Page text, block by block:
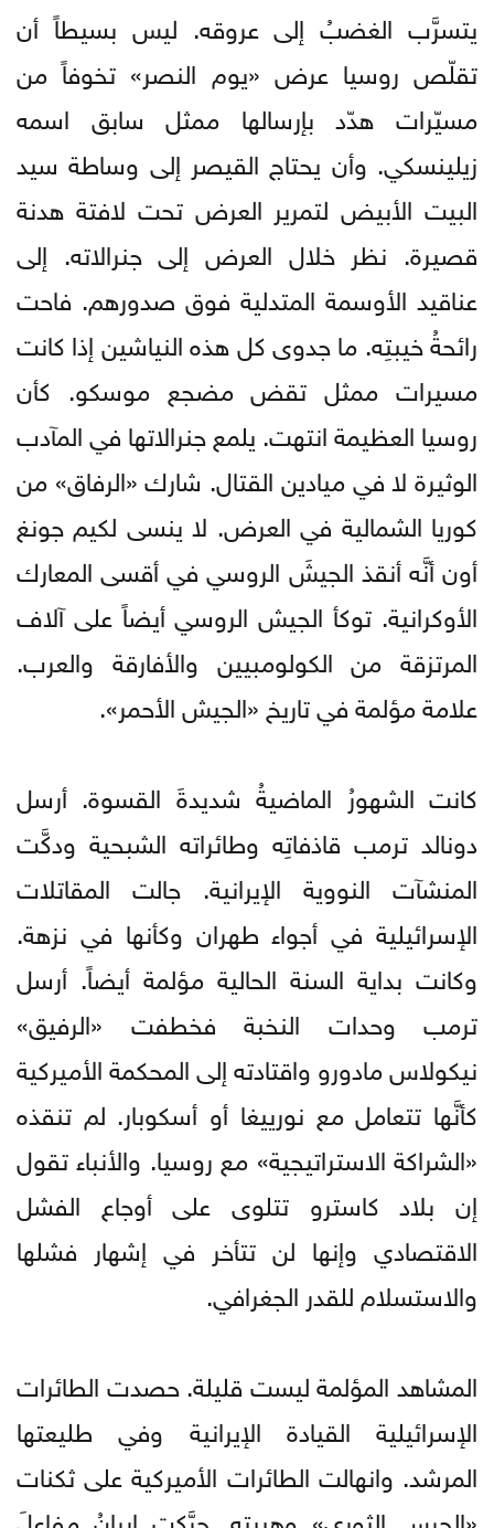
يتسرَّب الغضبُ إلى عروقه. ليس بسيطاً أن
تقلّص روسيا عرض «يوم النصر» تخوفاً من
مسيّرات هدّد بإرسالها ممثل سابق اسمه
زيلينسكي. وأن يحتاج القيصر إلى وساطة سيد
البيت الأبيض لتمرير العرض تحت لافتة هدنة
قصيرة. نظر خلال العرض إلى جنرالاته. إلى
عناقيد الأوسمة المتدلية فوق صدورهم. فاحت
رائحةُ خيبتِه. ما جدوى كل هذه النياشين إذا كانت
مسيرات ممثل تقض مضجع موسكو. كأن
روسيا العظيمة انتهت. يلمع جنرالاتها في المآدب
الوثيرة لا في ميادين القتال. شارك «الرفاق» من
كوريا الشمالية في العرض. لا ينسى لكيم جونغ
أون أنَّه أنقذ الجيشَ الروسي في أقسى المعارك
الأوكرانية. توكأ الجيش الروسي أيضاً على آلاف
المرتزقة من الكولومبيين والأفارقة والعرب.
علامة مؤلمة في تاريخ «الجيش الأحمر».
كانت الشهورُ الماضيةُ شديدةَ القسوة. أرسل
دونالد ترمب قاذفاتِه وطائراته الشبحية ودكَّت
المنشآت النووية الإيرانية. جالت المقاتلات
الإسرائيلية في أجواء طهران وكأنها في نزهة.
وكانت بداية السنة الحالية مؤلمة أيضاً. أرسل
ترمب وحدات النخبة فخطفت «الرفيق»
نيكولاس مادورو واقتادته إلى المحكمة الأميركية
كأنَّها تتعامل مع نورييغا أو أسكوبار. لم تنقذه
«الشراكة الاستراتيجية» مع روسيا. والأنباء تقول
إن بلاد كاسترو تتلوى على أوجاع الفشل
الاقتصادي وإنها لن تتأخر في إشهار فشلها
والاستسلام للقدر الجغرافي.
المشاهد المؤلمة ليست قليلة. حصدت الطائرات
الإسرائيلية القيادة الإيرانية وفي طليعتها
المرشد. وانهالت الطائرات الأميركية على ثكنات
«الحرس الثوري» وهيبته. حرَّكت إيرانُ مفاعلَ